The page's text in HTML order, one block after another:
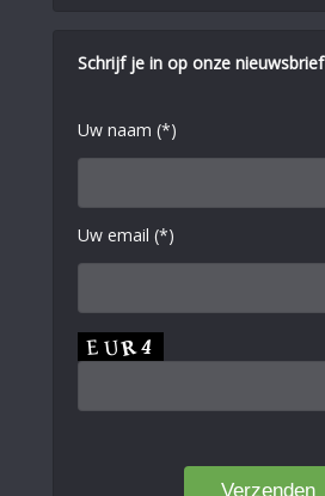
Schrijf je in op onze nieuwsbrief
Uw naam (*)
Uw email (*)